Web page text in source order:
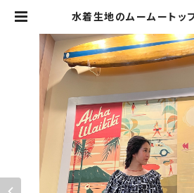
水着生地のムームートッ